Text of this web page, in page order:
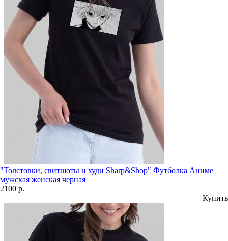
"Толстовки, свитшоты и худи Sharp&Shop" Футболка Аниме
мужская женская черная
2100 р.
Купить